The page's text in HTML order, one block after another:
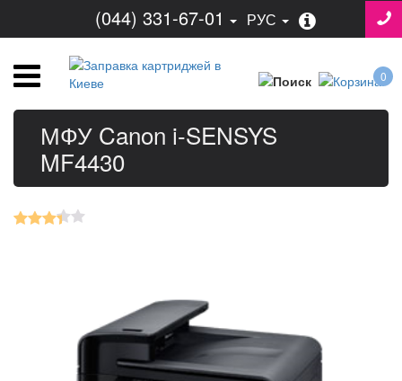
(044) 331-67-01 РУС
0
МФУ Canon i-SENSYS
MF4430